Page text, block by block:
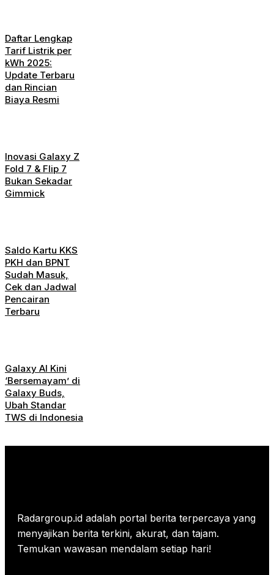
Daftar Lengkap
Tarif Listrik per
kWh 2025:
Update Terbaru
dan Rincian
Biaya Resmi
Inovasi Galaxy Z
Fold 7 & Flip 7
Bukan Sekadar
Gimmick
Saldo Kartu KKS
PKH dan BPNT
Sudah Masuk,
Cek dan Jadwal
Pencairan
Terbaru
Galaxy AI Kini
‘Bersemayam’ di
Galaxy Buds,
Ubah Standar
TWS di Indonesia
Radargroup.id adalah portal berita terpercaya yang
menyajikan berita terkini, akurat, dan tajam.
Temukan wawasan mendalam setiap hari!